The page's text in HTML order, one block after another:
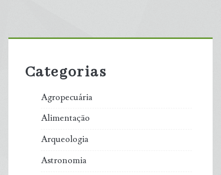
Primary
Sidebar
Categorias
Agropecuária
Alimentação
Arqueologia
Astronomia